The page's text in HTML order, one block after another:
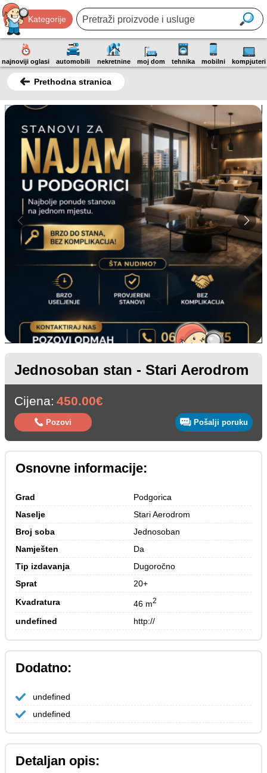
Kategorije
najnoviji oglasi automobili nekretnine moj dom tehnika mobilni kompjuteri
Prethodna stranica
Jednosoban stan - Stari Aerodrom
Cijena: 450.00€
Pozovi Pošalji poruku
Osnovne informacije:
Grad
Podgorica
Naselje
Stari Aerodrom
Broj soba
Jednosoban
Namješten
Da
Tip izdavanja
Dugoročno
Sprat
20+
Kvadratura
46 m2
undefined http://
Dodatno:
undefined
undefined
Detaljan opis: